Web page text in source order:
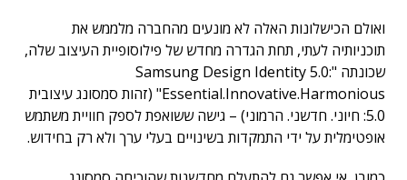
ואולם הכישלונות האלה לא מונעים מהחברה מלממש את
תוכניותיה לעתי, תחת הגדרה מחדש של פילוסופיית העיצוב שלה,
שכונתה "Samsung Design Identity 5.0:
Essential.Innovative.Harmonious" (זהות סמסונג עיצובית
5.0: חיוני. חדשני. הרמוני) – גישה ששואפת לספק חוויית משתמש
אופטימלית על ידי התמקדות בשינויים בעלי ערך ולא רק בחידוש.